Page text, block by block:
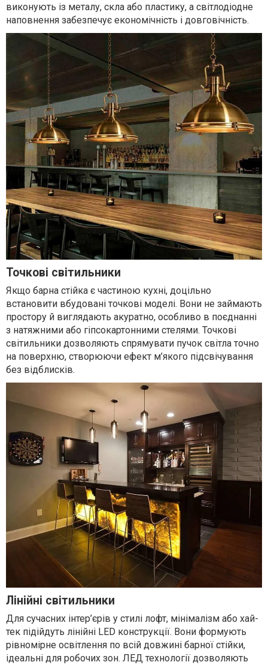
виконують із металу, скла або пластику, а світлодіодне
наповнення забезпечує економічність і довговічність.
Точкові світильники
Якщо барна стійка є частиною кухні, доцільно
встановити вбудовані точкові моделі. Вони не займають
простору й виглядають акуратно, особливо в поєднанні
з натяжними або гіпсокартонними стелями. Точкові
світильники дозволяють спрямувати пучок світла точно
на поверхню, створюючи ефект м’якого підсвічування
без відблисків.
Лінійні світильники
Для сучасних інтер’єрів у стилі лофт, мінімалізм або хай-
тек підійдуть лінійні LED конструкції. Вони формують
рівномірне освітлення по всій довжині барної стійки,
ідеальні для робочих зон. ЛЕД технології дозволяють